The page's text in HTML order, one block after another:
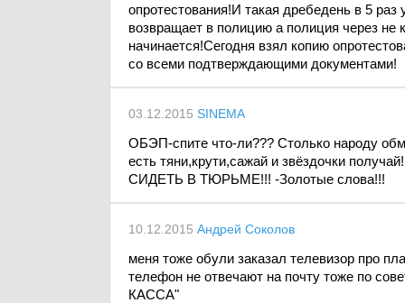
опротестования!И такая дребедень в 5
возвращает в полицию а полиция через не
начинается!Сегодня взял копию
со всеми подтверждающими документами!
03.12.2015 SINEMA
ОБЭП-спите что-ли??? Столько народу
есть тяни,крути,сажай и звёздочки
СИДЕТЬ В ТЮРЬМЕ!!! -Золотые слова!!!
10.12.2015 Андрей Соколов
меня тоже обули заказал телевизор про
телефон не отвечают на почту тоже по
КАССА"